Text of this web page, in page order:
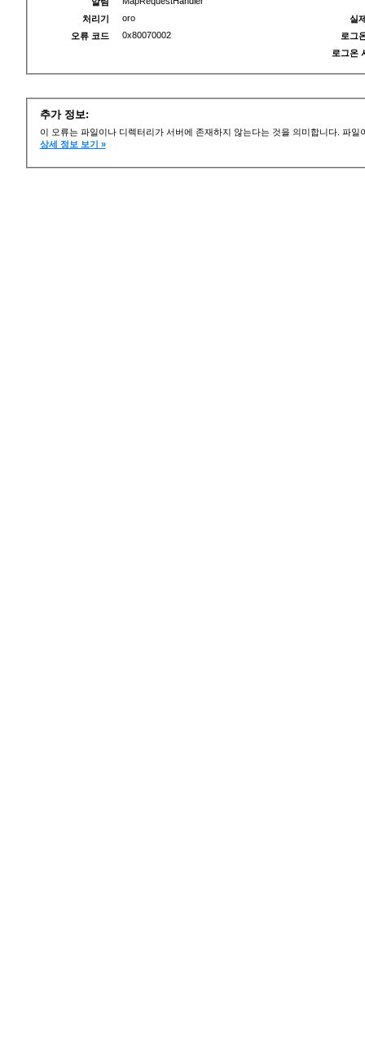
처리기
oro
오류 코드
0x80070002
실
로그
로그온
추가 정보:
이 오류는 파일이나 디렉터리가 서버에 존재하지 않는다는 것을 의미합니다. 파
상세 정보 보기 »